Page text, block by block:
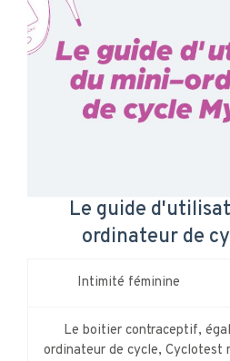
Le guide
ordinateur de
Intimité féminine
Le boitier contraceptif,
ordinateur de cycle, Cyclotest